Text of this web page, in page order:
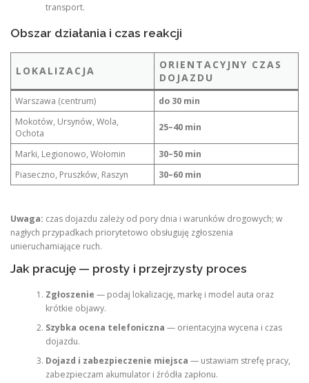
transport.
Obszar działania i czas reakcji
LOKALIZACJA
ORIENTACYJNY CZAS
DOJAZDU
Warszawa (centrum)
do 30 min
Mokotów, Ursynów, Wola,
Ochota
25–40 min
Marki, Legionowo, Wołomin
30–50 min
Piaseczno, Pruszków, Raszyn
30–60 min
Uwaga: czas dojazdu zależy od pory dnia i warunków drogowych; w
nagłych przypadkach priorytetowo obsługuję zgłoszenia
unieruchamiające ruch.
Jak pracuję — prosty i przejrzysty proces
Zgłoszenie — podaj lokalizację, markę i model auta oraz
krótkie objawy.
Szybka ocena telefoniczna — orientacyjna wycena i czas
dojazdu.
Dojazd i zabezpieczenie miejsca — ustawiam strefę pracy,
zabezpieczam akumulator i źródła zapłonu.